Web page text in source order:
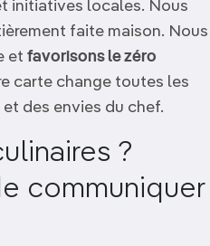
initiatives locales. Nous
faite maison. Nous
et favorisons le zéro
carte change toutes les
des envies du chef.
?
communiquer